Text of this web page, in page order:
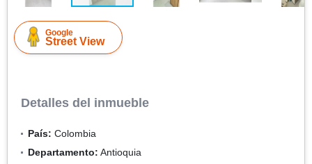
Google
Street View
Detalles del inmueble
País: Colombia
Departamento: Antioquia